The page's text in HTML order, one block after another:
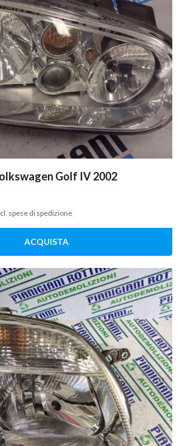
Golf IV 2002
spese di spedizione
ACQUISTA